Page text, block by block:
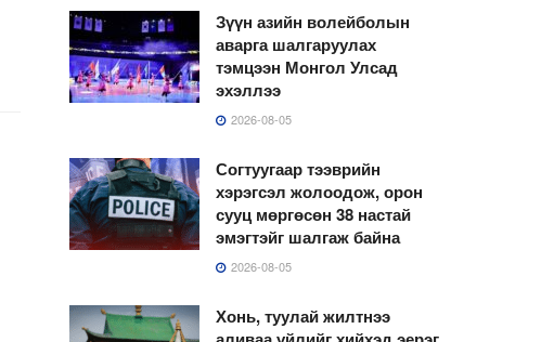
Зүүн азийн волейболын
аварга шалгаруулах
тэмцээн Монгол Улсад
эхэллээ
2026-08-05
Согтуугаар тээврийн
хэрэгсэл жолоодож, орон
сууц мөргөсөн 38 настай
эмэгтэйг шалгаж байна
2026-08-05
Хонь, туулай жилтнээ